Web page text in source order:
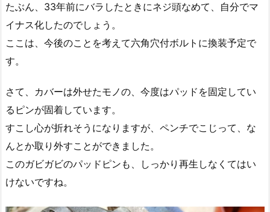
たぶん、33年前にバラしたときにネジ頭なめて、自分でマ
イナス化したのでしょう。
ここは、今後のことを考えて六角穴付ボルトに換装予定で
す。
さて、カバーは外せたモノの、今度はパッドを固定してい
るピンが固着しています。
すこし心が折れそうになりますが、ペンチでこじって、な
んとか取り外すことができました。
このガビガビのパッドピンも、しっかり再生しなくてはい
けないですね。